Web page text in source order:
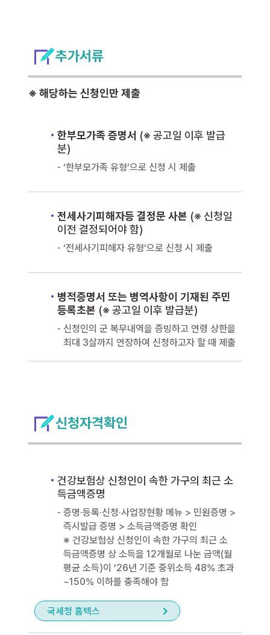
추가서류
※ 해당하는 신청인만 제출
한부모가족 증명서 (※ 공고일 이후 발급
분)
‘한부모가족 유형’으로 신청 시 제출
전세사기피해자등 결정문 사본 (※ 신청일
이전 결정되어야 함)
‘전세사기피해자 유형’으로 신청 시 제출
병적증명서 또는 병역사항이 기재된 주민
등록초본 (※ 공고일 이후 발급분)
신청인의 군 복무내역을 증빙하고 연령 상한을
최대 3살까지 연장하여 신청하고자 할 때 제출
신청자격확인
건강보험상 신청인이 속한 가구의 최근 소
득금액증명
증명·등록·신청·사업장현황 메뉴 > 민원증명 >
즉시발급 증명 > 소득금액증명 확인
※ 건강보험상 신청인이 속한 가구의 최근 소
득금액증명 상 소득을 12개월로 나눈 금액(월
평균 소득)이 ’26년 기준 중위소득 48% 초과
~150% 이하를 충족해야 함
국세청 홈텍스